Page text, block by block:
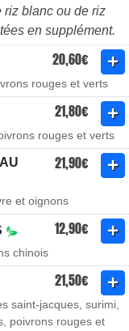
riz blanc ou de riz
en supplément.
20,60€
rouges et verts
21,80€
rouges et verts
21,90€
et oignons
12,90€
chinois
21,50€
saint-jacques, surimi,
poivrons rouges et